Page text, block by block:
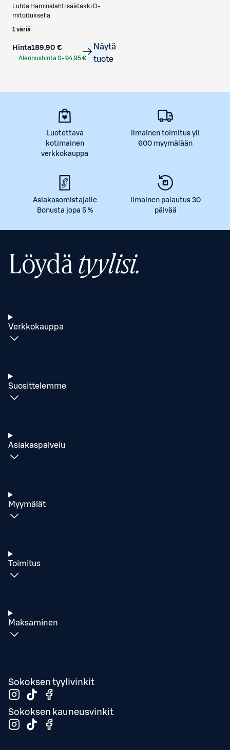
Luhta Haminalahti säätakki D-
mitoituksella
1 väriä
Hinta189,90 €
Alennushinta S-94,95 €
Näytä
tuote
Luotettava
kotimainen
verkkokauppa
Ilmainen toimitus yli
600 myymälään
Asiakasomistajalle
Bonusta jopa 5 %
Ilmainen palautus 30
päivää
Löydätyylisi.
Verkkokauppa
Suosittelemme
Asiakaspalvelu
Myymälät
Toimitus
Maksaminen
Sokoksen tyylivinkit
Sokoksen kauneusvinkit